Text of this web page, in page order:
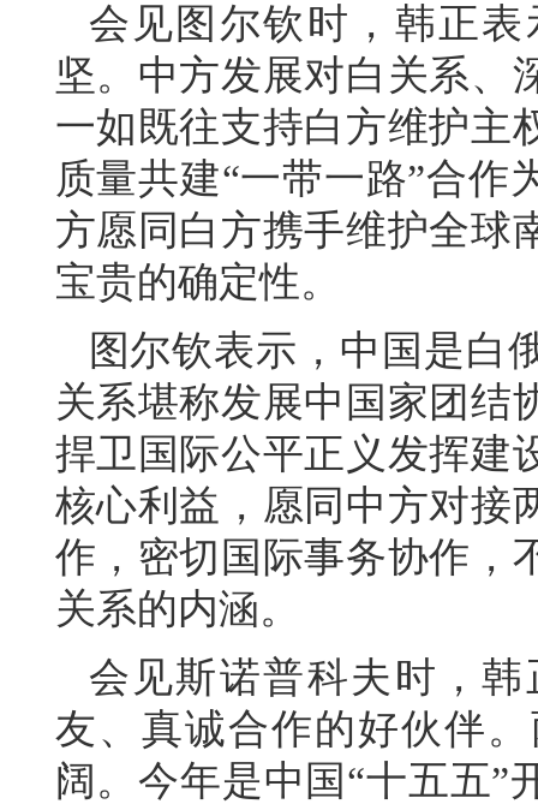
会见图尔钦时，韩正
坚。中方发展对白关系、
一如既往支持白方维护主
质量共建“一带一路”合作
方愿同白方携手维护全球
宝贵的确定性。
图尔钦表示，中国是白
关系堪称发展中国家团结
捍卫国际公平正义发挥建
核心利益，愿同中方对接
作，密切国际事务协作，
关系的内涵。
会见斯诺普科夫时，
友、真诚合作的好伙伴
阔。今年是中国“十五五”